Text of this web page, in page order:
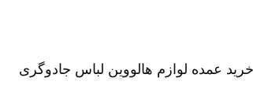
عمده لوازم هالووین لباس جادوگری